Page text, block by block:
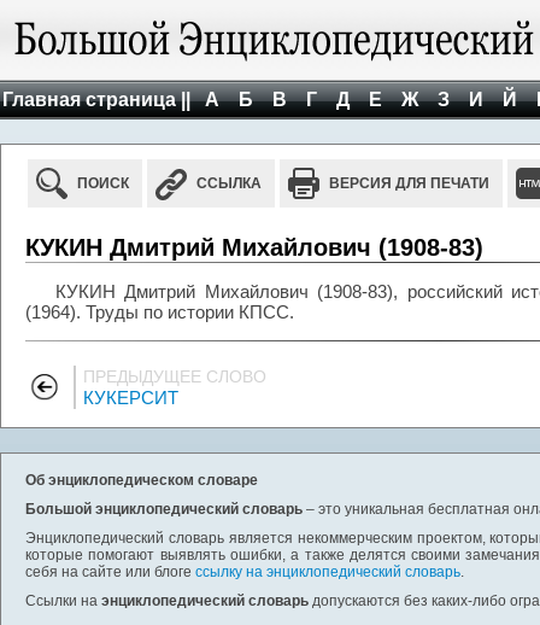
Главная страница || А Б В Г Д Е Ж З И Й
ПОИСК ССЫЛКА ВЕРСИЯ ДЛЯ ПЕЧАТИ
КУКИН Дмитрий Михайлович (1908-83)
КУКИН Дмитрий Михайлович (1908-83), российский
(1964). Труды по истории КПСС.
ПРЕДЫДУЩЕЕ СЛОВО
КУКЕРСИТ
Об энциклопедическом словаре
Большой энциклопедический словарь – это уникальная бесплатная
Энциклопедический словарь является некоммерческим проектом,
которые помогают выявлять ошибки, а также делятся своими
себя на сайте или блоге ссылку на энциклопедический словарь.
Ссылки на энциклопедический словарь допускаются без каких-либо